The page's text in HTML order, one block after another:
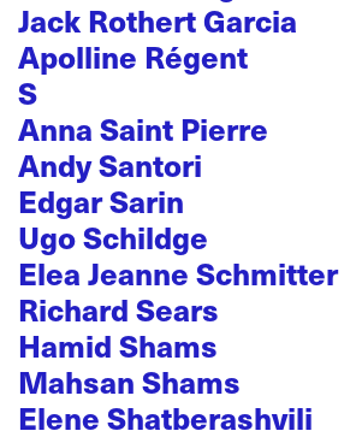
Jack Rothert Garcia
Apolline Régent
S
Anna Saint Pierre
Andy Santori
Edgar Sarin
Ugo Schildge
Elea Jeanne Schmitter
Richard Sears
Hamid Shams
Mahsan Shams
Elene Shatberashvili